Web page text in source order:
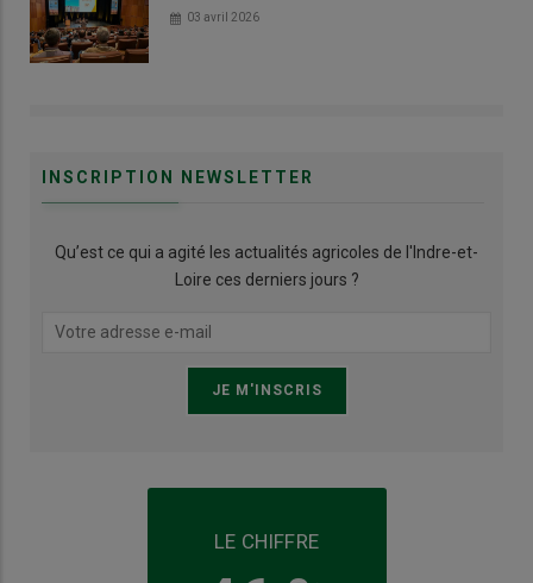
03 avril 2026
INSCRIPTION NEWSLETTER
Qu’est ce qui a agité les actualités agricoles de l'Indre-et-
Loire ces derniers jours ?
LE CHIFFRE